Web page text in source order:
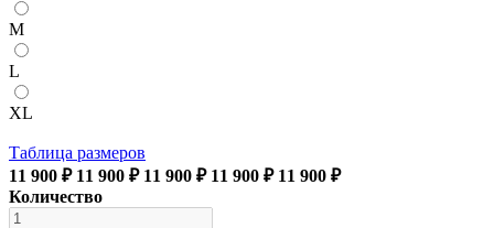
M
L
XL
Таблица размеров
11 900 ₽ 11 900 ₽ 11 900 ₽ 11 900 ₽ 11 900 ₽
Количество